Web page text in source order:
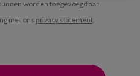
worden toegevoegd aan
met ons privacy statement.